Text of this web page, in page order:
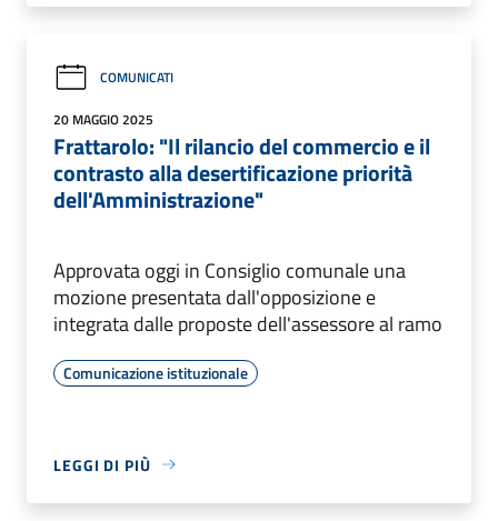
COMUNICATI
20 MAGGIO 2025
Frattarolo: "Il rilancio del commercio e il
contrasto alla desertificazione priorità
dell'Amministrazione"
Approvata oggi in Consiglio comunale una
mozione presentata dall'opposizione e
integrata dalle proposte dell'assessore al ramo
Comunicazione istituzionale
LEGGI DI PIÙ